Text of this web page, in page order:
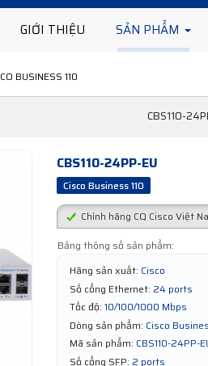
GIỚI THIỆU SẢN PHẨM
BUSINESS 110
CBS110-
CBS110-24PP-EU
Cisco Business 110
Chính hãng CQ Cisco Việt
Bảng thông số sản phẩm:
Hãng sản xuất: Cisco
Số cổng Ethernet: 24 ports
Tốc độ: 10/100/1000 Mbps
Dòng sản phẩm: Cisco
Mã sản phẩm: CBS110-24PP-
Số cổng SFP: 2 ports